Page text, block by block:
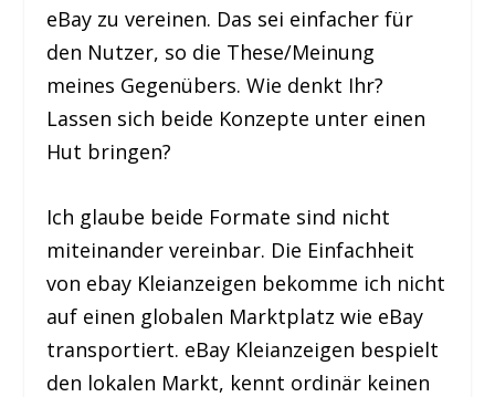
eBay zu vereinen. Das sei einfacher für
den Nutzer, so die These/Meinung
meines Gegenübers. Wie denkt Ihr?
Lassen sich beide Konzepte unter einen
Hut bringen?
Ich glaube beide Formate sind nicht
miteinander vereinbar. Die Einfachheit
von ebay Kleianzeigen bekomme ich nicht
auf einen globalen Marktplatz wie eBay
transportiert. eBay Kleianzeigen bespielt
den lokalen Markt, kennt ordinär keinen